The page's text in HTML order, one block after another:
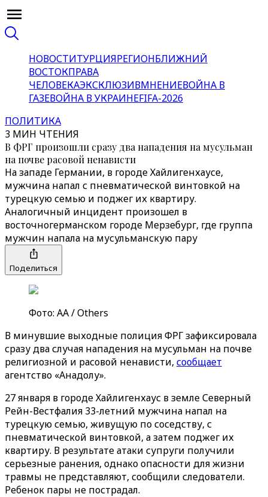
НОВОСТИТУРЦИЯРЕГИОНБЛИЖНИЙ
ВОСТОКПРАВА
ЧЕЛОВЕКАЭКСКЛЮЗИВМНЕНИЕВОЙНА В
ГАЗЕВОЙНА В УКРАИНЕFIFA-2026
ПОЛИТИКА
3 МИН ЧТЕНИЯ
В ФРГ произошли сразу два нападения на мусульман
на почве расовой ненависти
На западе Германии, в городе Хайлигенхаусе,
мужчина напал с пневматической винтовкой на
турецкую семью и поджег их квартиру.
Аналогичный инцидент произошел в
восточногерманском городе Мерзебург, где группа
мужчин напала на мусульманскую пару
Поделиться
Фото: АА / Others
В минувшие выходные полиция ФРГ зафиксировала
сразу два случая нападения на мусульман на почве
религиозной и расовой ненависти, сообщает
агентство «‎Анадолу»‎.
27 января в городе Хайлигенхаус в земле Северный
Рейн-Вестфалия 33-летний мужчина напал на
турецкую семью, живущую по соседству, с
пневматической винтовкой, а затем поджег их
квартиру. В результате атаки супруги получили
серьезные ранения, однако опасности для жизни
травмы не представляют, сообщили следователи.
Ребенок пары не пострадал.